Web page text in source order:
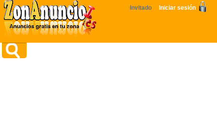
Invitado Iniciar sesión